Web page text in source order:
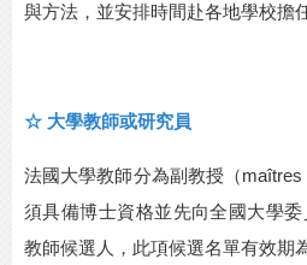
與方法，並安排時間赴各地學校擔
☆ 大學教師或研究員
法國大學教師分為副教授（maîtres
須具備博士資格並先向全國大學委
教師候選人，此項候選名單有效期